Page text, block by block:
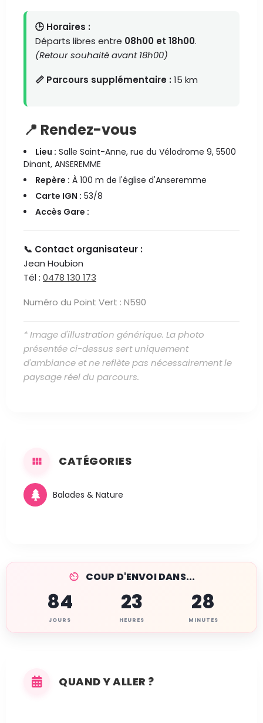
🕒 Horaires :
Départs libres entre 08h00 et 18h00.
(Retour souhaité avant 18h00)
📏 Parcours supplémentaire :15 km
📍 Rendez-vous
Lieu : Salle Saint-Anne, rue du Vélodrome 9, 5500
Dinant, ANSEREMME
Repère : À 100 m de l'église d'Anseremme
Carte IGN : 53/8
Accès Gare :
📞 Contact organisateur :
Jean Houbion
Tél : 0478 130 173
Numéro du Point Vert : N590
* Image d'illustration générique. La photo
présentée ci-dessus sert uniquement
d'ambiance et ne reflète pas nécessairement le
paysage réel du parcours.
CATÉGORIES
Balades & Nature
COUP D'ENVOI DANS...
84
JOURS
23
HEURES
28
MINUTES
QUAND Y ALLER ?